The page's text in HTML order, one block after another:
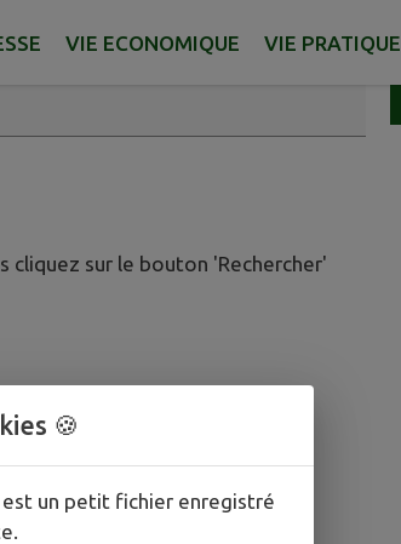
VIE ECONOMIQUE VIE PRATIQUE
cliquez sur le bouton 'Rechercher'
🍪
un petit fichier enregistré